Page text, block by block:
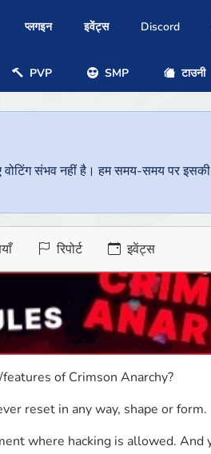
प्लगइन इवेंट्स Discord
PVP SMP टाउनी
संभव नहीं है। हम समय-समय पर
रिपोर्ट इवेंट्स
of Crimson Anarchy?
reset in any way, shape or form.
where hacking is allowed. And